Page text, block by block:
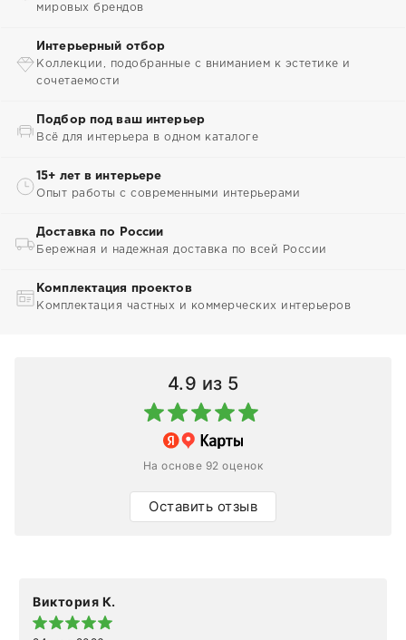
мировых брендов
Интерьерный отбор
Коллекции, подобранные с вниманием к эстетике и
сочетаемости
Подбор под ваш интерьер
Всё для интерьера в одном каталоге
15+ лет в интерьере
Опыт работы с современными интерьерами
Доставка по России
Бережная и надежная доставка по всей России
Комплектация проектов
Комплектация частных и коммерческих интерьеров
4.9 из 5
На основе 92 оценок
Оставить отзыв
Виктория К.